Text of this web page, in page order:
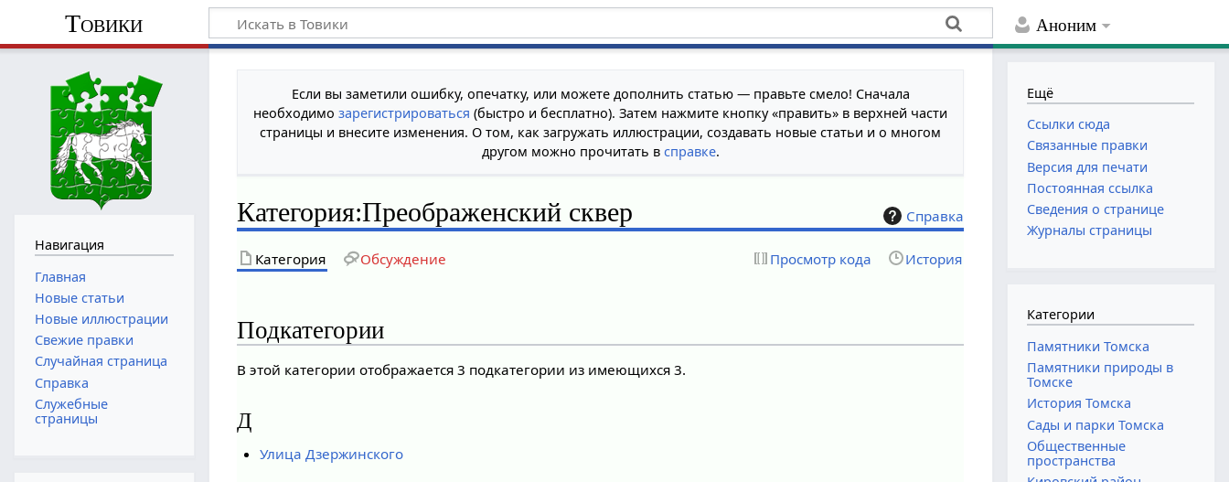
Аноним
Товики
Если вы заметили ошибку, опечатку, или можете дополнить статью — правьте смело! Сначала
необходимозарегистрироваться (быстро и бесплатно). Затем нажмите кнопку «править» в верхней части
страницы и внесите изменения. О том, как загружать иллюстрации, создавать новые статьи и о многом
другом можно прочитать в справке.
Справка
Категория:Преображенский сквер
Категория Обсуждение Просмотр кода История
Подкатегории
В этой категории отображается 3 подкатегории из имеющихся 3.
Д
Улица Дзержинского
Навигация
Главная
Новые статьи
Новые иллюстрации
Свежие правки
Случайная страница
Справка
Служебные
страницы
Ещё
Ссылки сюда
Связанные правки
Версия для печати
Постоянная ссылка
Сведения о странице
Журналы страницы
Категории
Памятники Томска
Памятники природы в
Томске
История Томска
Сады и парки Томска
Общественные
пространства